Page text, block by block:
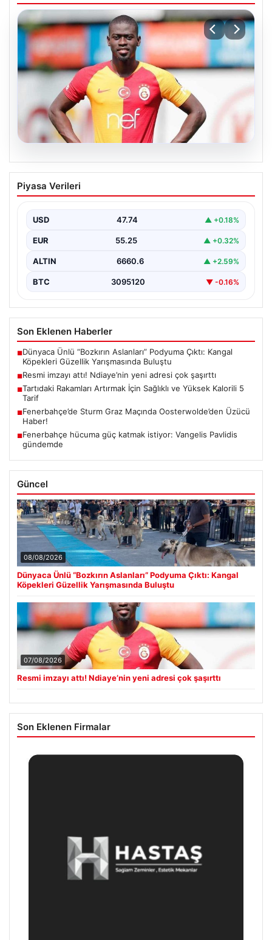
07.08.2026
Resmi imzayı attı! Ndiaye’nin yeni
adresi çok şaşırttı
Piyasa Verileri
USD 47.74 ▲ +0.18%
EUR 55.25 ▲ +0.32%
ALTIN 6660.6 ▲ +2.59%
BTC 3095120 ▼ -0.16%
Son Eklenen Haberler
■Dünyaca Ünlü “Bozkırın Aslanları” Podyuma Çıktı: Kangal
Köpekleri Güzellik Yarışmasında Buluştu
■Resmi imzayı attı! Ndiaye’nin yeni adresi çok şaşırttı
■Tartıdaki Rakamları Artırmak İçin Sağlıklı ve Yüksek Kalorili 5
Tarif
■Fenerbahçe’de Sturm Graz Maçında Oosterwolde’den Üzücü
Haber!
■Fenerbahçe hücuma güç katmak istiyor: Vangelis Pavlidis
gündemde
Güncel
08/08/2026
Dünyaca Ünlü “Bozkırın Aslanları” Podyuma Çıktı: Kangal
Köpekleri Güzellik Yarışmasında Buluştu
07/08/2026
Resmi imzayı attı! Ndiaye’nin yeni adresi çok şaşırttı
Son Eklenen Firmalar